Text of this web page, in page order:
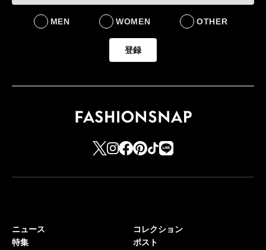
MEN WOMEN OTHER
登録
ニュース
特集
コレクション
ポスト